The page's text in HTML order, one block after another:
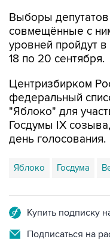
уровней пройдут в
18 по 20 сентября.
Центризбирком
"Яблоко" для
Госдумы IX
день голосования.
Яблоко Госдума
Подписаться на
Получать